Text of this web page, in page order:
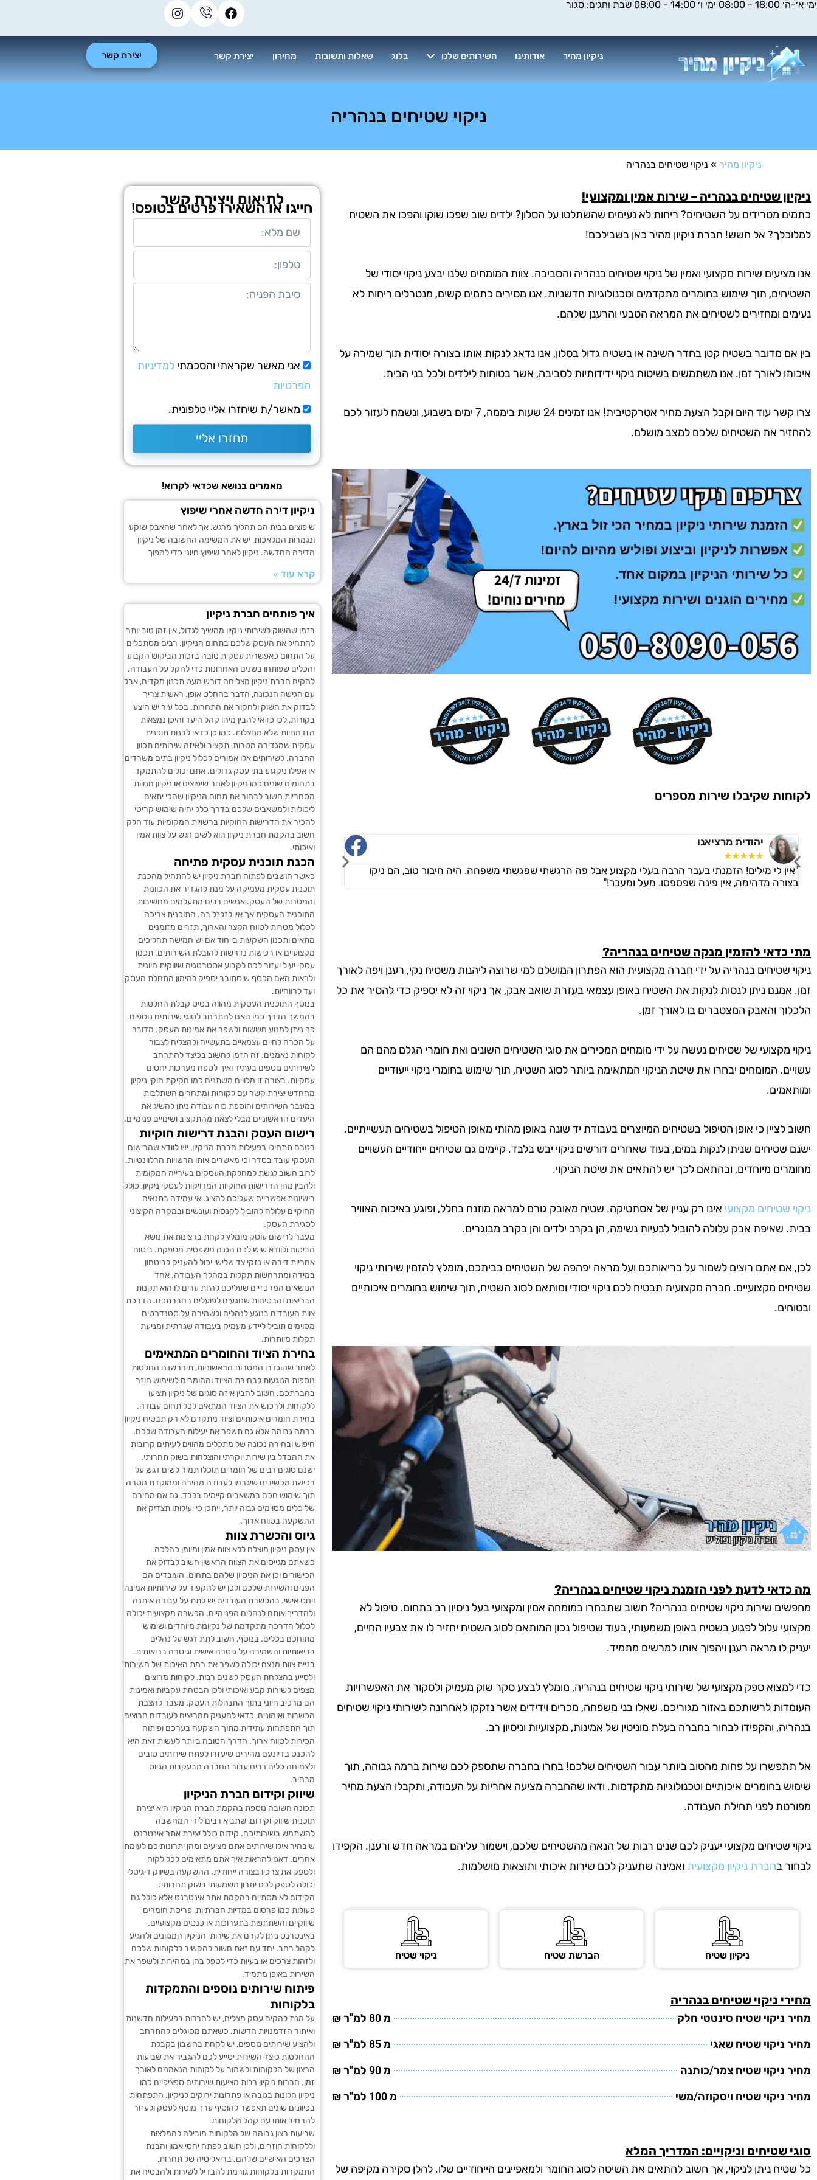
דילוג
ימי א׳-ה׳ 18:00 - 08:00 ימי ו׳ 14:00 - 08:00 שבת וחגים: סגור
ניקיון מהיר אודותינו השירותים שלנו בלוג שאלות ותשובות מחירון יצירת קשר יצירת קשר
ניקוי שטיחים בנהריה
ניקיון מהיר » ניקוי שטיחים בנהריה
ניקיון שטיחים בנהריה – שירות אמין ומקצועי!
כתמים מטרידים על השטיחים? ריחות לא נעימים שהשתלטו על הסלון? ילדים שוב שפכו שוקו והפכו את השטיח
למלוכלך? אל חשש! חברת ניקיון מהיר כאן בשבילכם!
אנו מציעים שירות מקצועי ואמין של ניקוי שטיחים בנהריה והסביבה. צוות המומחים שלנו יבצע ניקוי יסודי של
השטיחים, תוך שימוש בחומרים מתקדמים וטכנולוגיות חדשניות. אנו מסירים כתמים קשים, מנטרלים ריחות לא
נעימים ומחזירים לשטיחים את המראה הטבעי והרענן שלהם.
בין אם מדובר בשטיח קטן בחדר השינה או בשטיח גדול בסלון, אנו נדאג לנקות אותו בצורה יסודית תוך שמירה על
איכותו לאורך זמן. אנו משתמשים בשיטות ניקוי ידידותיות לסביבה, אשר בטוחות לילדים ולכל בני הבית.
צרו קשר עוד היום וקבל הצעת מחיר אטרקטיבית! אנו זמינים 24 שעות ביממה, 7 ימים בשבוע, ונשמח לעזור לכם
להחזיר את השטיחים שלכם למצב מושלם.
לקוחות שקיבלו שירות מספרים
יהודית מרציאנו
☆
☆
☆
☆
☆
"אין לי מילים! הזמנתי בעבר הרבה בעלי מקצוע אבל פה הרגשתי שפגשתי משפחה. היה חיבור טוב, הם ניקו
בצורה מדהימה, אין פינה שפספסו. מעל ומעבר!"
ורד דמרי
"אני מאוד מרוצה. היה מאוד נחמד והקשיב לכל הבקשות שלי, היה מאוד מקצועי
שביקשתי ולא חשבתי עליהם. הצוות שלו תקתקו עבודה מהר, ממליצה"
מתי כדאי להזמין מנקה שטיחים בנהריה?
ניקוי שטיחים בנהריה על ידי חברה מקצועית הוא הפתרון המושלם למי שרוצה ליהנות משטיח נקי, רענן ויפה לאורך
זמן. אמנם ניתן לנסות לנקות את השטיח באופן עצמאי בעזרת שואב אבק, אך ניקוי זה לא יספיק כדי להסיר את כל
הלכלוך והאבק המצטברים בו לאורך זמן.
ניקוי מקצועי של שטיחים נעשה על ידי מומחים המכירים את סוגי השטיחים השונים ואת חומרי הגלם מהם הם
עשויים. המומחים יבחרו את שיטת הניקוי המתאימה ביותר לסוג השטיח, תוך שימוש בחומרי ניקוי ייעודיים
ומותאמים.
חשוב לציין כי אופן הטיפול בשטיחים המיוצרים בעבודת יד שונה באופן מהותי מאופן הטיפול בשטיחים תעשייתיים.
ישנם שטיחים שניתן לנקות במים, בעוד שאחרים דורשים ניקוי יבש בלבד. קיימים גם שטיחים ייחודיים העשויים
מחומרים מיוחדים, ובהתאם לכך יש להתאים את שיטת הניקוי.
ניקוי שטיחים מקצועי אינו רק עניין של אסתטיקה. שטיח מאובק גורם למראה מוזנח בחלל, ופוגע באיכות האוויר
בבית. שאיפת אבק עלולה להוביל לבעיות נשימה, הן בקרב ילדים והן בקרב מבוגרים.
לכן, אם אתם רוצים לשמור על בריאותכם ועל מראה יפהפה של השטיחים בביתכם, מומלץ להזמין שירותי ניקוי
שטיחים מקצועיים. חברה מקצועית תבטיח לכם ניקוי יסודי ומותאם לסוג השטיח, תוך שימוש בחומרים איכותיים
ובטוחים.
מה כדאי לדעת לפני הזמנת ניקוי שטיחים בנהריה?
מחפשים שירות ניקוי שטיחים בנהריה? חשוב שתבחרו במומחה אמין ומקצועי בעל ניסיון רב בתחום. טיפול לא
מקצועי עלול לפגוע בשטיח באופן משמעותי, בעוד שטיפול נכון המותאם לסוג השטיח יחזיר לו את צבעיו החיים,
יעניק לו מראה רענן ויהפוך אותו למרשים מתמיד.
כדי למצוא ספק מקצועי של שירותי ניקוי שטיחים בנהריה, מומלץ לבצע סקר שוק מעמיק ולסקור את האפשרויות
העומדות לרשותכם באזור מגוריכם. שאלו בני משפחה, מכרים וידידים אשר נזקקו לאחרונה לשירותי ניקוי שטיחים
בנהריה, והקפידו לבחור בחברה בעלת מוניטין של אמינות, מקצועיות וניסיון רב.
אל תתפשרו על פחות מהטוב ביותר עבור השטיחים שלכם! בחרו בחברה שתספק לכם שירות ברמה גבוהה, תוך
שימוש בחומרים איכותיים וטכנולוגיות מתקדמות. ודאו שהחברה מציעה אחריות על העבודה, ותקבלו הצעת מחיר
מפורטת לפני תחילת העבודה.
ניקוי שטיחים מקצועי יעניק לכם שנים רבות של הנאה מהשטיחים שלכם, וישמור עליהם במראה חדש ורענן. הקפידו
לבחור בחברת ניקיון מקצועית ואמינה שתעניק לכם שירות איכותי ותוצאות מושלמות.
ניקיון שטיח הברשת שטיח ניקוי שטיח
מחירי ניקוי שטיחים בנהריה
מחיר ניקוי שטיח סינטטי חלק מ 80 למ"ר ₪
מחיר ניקוי שטיח שאגי מ 85 למ"ר ₪
מחיר ניקוי שטיח צמר/כותנה מ 90 למ"ר ₪
מחיר ניקוי שטיח ויסקוזה/משי מ 100 למ"ר ₪
סוגי שטיחים וניקויים: המדריך המלא
כל שטיח ניתן לניקוי, אך חשוב להתאים את השיטה לסוג החומר ולמאפיינים הייחודיים שלו. להלן סקירה מקיפה של
לתיאום ויצירת קשר
חייגו או השאירו פרטים בטופס!
אני מאשר שקראתי והסכמתי למדיניות
הפרטיות
מאשר/ת שיחזרו אליי טלפונית.
תחזרו אליי
מאמרים בנושא שכדאי לקרוא!
ניקיון דירה חדשה אחרי שיפוץ
שיפוצים בבית הם תהליך מרגש, אך לאחר שהאבק שוקע
ונגמרות המלאכות, יש את המשימה החשובה של ניקיון
הדירה החדשה. ניקיון לאחר שיפוץ חיוני כדי להפוך
קרא עוד »
איך פותחים חברת ניקיון
בזמן שהשוק לשירותי ניקיון ממשיך לגדול, אין זמן טוב יותר
להתחיל את העסק שלכם בתחום הניקיון. רבים מסתכלים
על התחום כאפשרות עסקית טובה בזכות הביקוש הקבוע
והכלים שפותחו בשנים האחרונות כדי להקל על העבודה.
להקים חברת ניקיון מצליחה דורש מעט תכנון מקדים, אבל
עם הגישה הנכונה, הדבר בהחלט אופן. ראשית צריך
לבדוק את השוק ולחקור את התחרות. בכל עיר יש היצע
בקורות, לכן כדאי להבין מיהו קהל היעד והיכן נמצאות
הזדמנויות שלא מנוצלות. כמו כן כדאי לבנות תוכנית
עסקית שמגדירה מטרות, תקציב ולאיזה שירותים תכוון
החברה. לשירותים אלו אמורים לכלול ניקיון בתים משרדים
או אפילו ניקยน בתי עסק גדולים. אתם יכולים להתמקד
בתחומים שונים כמו ניקיון לאחר שיפוצים או ניקיון חנויות
מסחריות חשוב לבחור את תחום הניקיון שהכי יתאים
ליכולות ולמשאבים שלכם בדרך כלל יהיה שימוש קריטי
להכיר את הדרישות החוקיות ברשויות המקומיות עוד חלק
חשוב בהקמת חברת ניקיון הוא לשים דגש על צוות אמין
ואיכותי.
הכנת תוכנית עסקית פתיחה
כאשר חושבים לפתוח חברת ניקיון יש להתחיל מהכנת
תוכנית עסקית מעמיקה על מנת להגדיר את הכוונות
והמטרות של העסק. אנשים רבים מתעלמים מחשיבות
התוכנית העסקית אך אין לזלזל בה. התוכנית צריכה
לכלול מטרות לטווח הקצר והארוך, תזרים מזומנים
מתאים ותכנון השקעות בייחוד אם יש חמישה תהליכים
מקצועיים או רכישות נדרשות להובלת השירותים. תכנון
עסקי יעיל יעזור לכם לקבוע אסטרטגיה שיווקית חיונית
ולראות האם הכסף שיסתובב יספיק למימון התחלת העסק
ועד לרווחיות.
בנוסף התוכנית העסקית מהווה בסיס קבלת החלטות
בהמשך הדרך כמו האם להתרחב לסוגי שירותים נוספים.
כך ניתן למנוע חששות ולשפר את אמינות העסק. מדובר
על הכרח לחיים עצמאיים בתעשייה ולהצליח לצבור
לקוחות נאמנים. זה הזמן לחשוב בכיצד להתרחב
לשירותים נוספים בעתיד ואיך לטפח מערכות יחסים
עסקיות. בצורה זו מלווים משתנים כמו חקיקת חוקי ניקיון
מהחדש יצירת קשר עם לקוחות ומתחרים השתלבות
במעבר השירותים והוספת כוח עבודה ניתן להשיג את
היעדים הראשוניים מבלי לצאת מהתקציב ושינויים פנימיים.
רישום העסק והבנת דרישות חוקיות
בטרם תתחילו בפעילות חברת הניקיון, יש לוודא שהרישום
העסקי עובד בסדר וכי מאשרים אותו הרשויות הרלוונטיות.
לרוב חשוב לגשת למחלקת העסקים בעירייה המקומית
ולהבין מהן הדרישות החוקיות המדויקות לעסקי ניקיון, כולל
רישיונות אפשריים שעליכם להציג. אי עמידה בתנאים
החוקיים עלולה להוביל לקנסות ועונשים ובמקרה הקיצוני
לסגירת העסק.
מעבר לרישום עוסק מומלץ לקחת ברצינות את נושא
הביטוח ולוודא שיש לכם הגנה משפטית מספקת. ביטוח
אחריות דירה או נזקי צד שלישי יכול להעניק לביטחון
במידה ומתרחשות תקלות במהלך העבודה. אחד
הנושאים המרכזיים שעליכם להיות ערים לו הוא תקנות
הבריאות והבטיחות שנוגעים לפועלים בחברתכם. הדרכת
צוות העובדים בנוגע לנהלים ולשמירה על סטנדרטים
מסוימים תוביל ליידע מעמיק בעבודה שגרתית ומניעת
תקלות מיותרות.
בחירת הציוד והחומרים המתאימים
לאחר שהוגדרו המטרות הראשוניות, תידרשנה החלטות
נוספות הנוגעות לבחירת הציוד והחומרים לשימוש חוזר
בחברתכם. חשוב להבין איזה סוגים של ניקיון תציעו
ללקוחות ולרכוש את הציוד המתאים לכל תחום עבודה.
בחירת חומרים איכותיים וציוד מתקדם לא רק תבטיח ניקיון
ברמה גבוהה אלא גם תשפר את יעילות העבודה שלכם.
חיפוש ובחירה נכונה של מתכלים מהווים לעיתים קרובות
את ההבדל בין שירות יוקרתי והוצלחות בשוק תחרותי.
ישנם סוגים רבים של חומרים תוכלו תמיד לשים דגש על
רכישת מכשירים שיגרמו לעבודה מהירה וממוקדת מטרה
תוך שימוש חכם במשאבים קיימים בלבד. גם אם מחירם
של כלים מסוימים גבוה יותר, ייתכן כי יעילותו תצדיק את
ההשקעה בטווח ארוך.
גיוס והכשרת צוות
אין עסק ניקיון מוצלח ללא צוות אמין ומיומן כהלכה.
כשאתם מגייסים את הצוות הראשון חשוב לבדוק את
הכישורים וכן את הניסיון שלהם בתחום. העובדים הם
הפנים והשירות שלכם ולכן יש להקפיד על שירותיות אמינה
ויחס אישי. בהכשרת העובדים יש לתת על עבודה איתנה
ולהדריך אותם לנהלים הפנימיים. הכשרה מקצועית יכולה
לכלול הדרכה מתקדמת של נקיונות מיוחדים ושימוש
מתוחכם בכלים. בנוסף, חשוב לתת דגש על נהלים
בריאותיות והשמירה על גיטרה אישית וגיטרה בריאותית.
בניית צוות מנצח יכולה לשפר את רמת האיכות של השירות
ולסייע בהצלחת העסק לשנים רבות. לקוחות מרוצים
מצפים לשירות קבע ואיכותי ולכן הבטחת עקביות ואמינות
הם מרכיב חיוני בתוך התנהלות העסק. מעבר להצבת
הכשרות ואימונים, כדאי להעניק תמריצים לעובדים חרוצים
תוך התפתחות עתידית מתוך השקעה בערכם ופיתוח
הכירות לטווח ארוך. הדרך הטובה ביותר לעשות זאת היא
להכנס בדיונעם מהירים שיעזרו לפתח שירותים טובים
ולצמיחה כלים רבים עבור החברה מבעקבות הגיוס
מרהיב.
שיווק וקידום חברת הניקיון
תכונה חשובה נוספת בהקמת חברת הניקיון היא יצירת
תוכנית שיווק וקידום, שתביא רבים לידי המחשבה
להשתמש בשירותיכם. קידום כולל יצירת אתר אינטרנט
שיבהיר אילו שירותים אתם מציעים ומהן יתרונותיכם לעומת
אחרים. דאגו להראות איך אתם מתאימים לכל לקוח
ולספק את צרכיו בצורה ייחודית. ההשקעה בשיווק דיגיטלי
יכולה לספק לכם יתרון משמעותי בשוק תחרותי.
הקידום לא מסתיים בהקמת אתר אינטרנט אלא כולל גם
פעולות כמו פרסום במדיות חברתיות, פריסת חומרים
שיווקיים והשתתפות בתערוכות או כנסים מקצועיים.
באינטרנט ניתן לקדם את שירותי הניקיון המגוונים ולהגיע
לקהל רחב. יחד עם זאת חשוב להקשיב ללקוחות שלכם
ולזהות צרכים או בעיות כדי לטפל בהן במהירות ולשפר את
השירות באופן מתמיד.
פיתוח שירותים נוספים והתמקדות
בלקוחות
על מנת להקים עסק מצליח, יש להרבות בפעילות חדשנות
ואיתור הזדמנויות חדשות. כשאתם מסוגלים להתרחב
ולהציע שירותים נוספים, יש לקחת בחשבון בקבלת
ההחלטות כיצד השירות יסייע לכם להגביר את שביעות
הרצון של הלקוחות ולשמור על לקוחות הנאמנים לאורך
זמן. חברות ניקיון רבות מציעות שירותים ספציפיים כמו
ניקיון חלונות בגובה או פתרונות ירוקים לניקיון. התפתחות
בכיוונים שונים תאפשר להוסיף ערך מוסף לעסק ולעזור
להרחיב אותו עם קהל הלקוחות.
שביעות רצון גבוהה של הלקוחות מובילה להמלצות
וללקוחות חוזרים, ולכן חשוב לפתח יחסי אמון והבנת
הצרכים האישיים שלהם. בריאליטיה של תחרות,
התמקדות בלקוחות גורמת להבדיל לשירות ולהבטיח את